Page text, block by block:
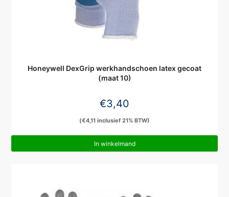
Honeywell DexGrip werkhandschoen latex gecoat
(maat 10)
€3,40
(€4,11 inclusief 21% BTW)
In winkelmand